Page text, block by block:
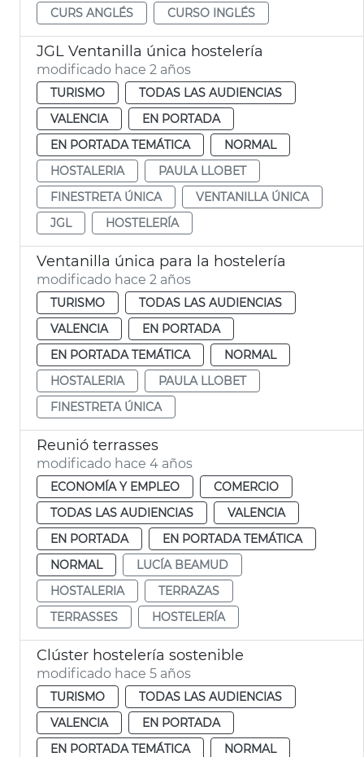
CURS ANGLÉS CURSO INGLÉS
JGL Ventanilla única hostelería
modificado hace 2 años
TURISMO
TODAS LAS AUDIENCIAS
VALENCIA
EN PORTADA
EN PORTADA TEMÁTICA
NORMAL
HOSTALERIA
PAULA LLOBET
FINESTRETA ÚNICA
VENTANILLA ÚNICA
JGL
HOSTELERÍA
Ventanilla única para la hostelería
modificado hace 2 años
TURISMO
TODAS LAS AUDIENCIAS
VALENCIA
EN PORTADA
EN PORTADA TEMÁTICA
NORMAL
HOSTALERIA
PAULA LLOBET
FINESTRETA ÚNICA
Reunió terrasses
modificado hace 4 años
ECONOMÍA Y EMPLEO
COMERCIO
TODAS LAS AUDIENCIAS
VALENCIA
EN PORTADA
EN PORTADA TEMÁTICA
NORMAL
LUCÍA BEAMUD
HOSTALERIA
TERRAZAS
TERRASSES
HOSTELERÍA
Clúster hostelería sostenible
modificado hace 5 años
TURISMO
TODAS LAS AUDIENCIAS
VALENCIA
EN PORTADA
EN PORTADA TEMÁTICA
NORMAL